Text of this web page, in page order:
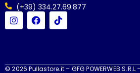
(+39) 334.27.69.877
© 2026 Pullastore.it – GFG POWERWEB